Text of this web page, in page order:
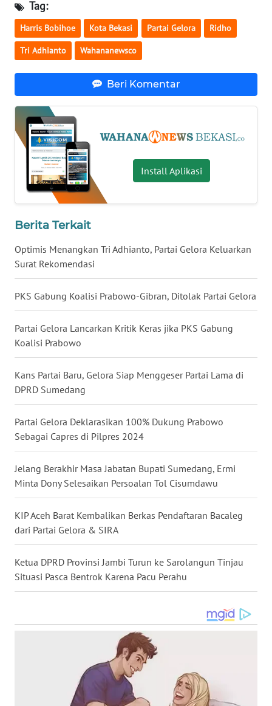
Tag:
Harris Bobihoe Kota Bekasi Partai Gelora Ridho
Tri Adhianto Wahananewsco
Beri Komentar
Install Aplikasi
Berita Terkait
Optimis Menangkan Tri Adhianto, Partai Gelora Keluarkan
Surat Rekomendasi
PKS Gabung Koalisi Prabowo-Gibran, Ditolak Partai Gelora
Partai Gelora Lancarkan Kritik Keras jika PKS Gabung
Koalisi Prabowo
Kans Partai Baru, Gelora Siap Menggeser Partai Lama di
DPRD Sumedang
Partai Gelora Deklarasikan 100% Dukung Prabowo
Sebagai Capres di Pilpres 2024
Jelang Berakhir Masa Jabatan Bupati Sumedang, Ermi
Minta Dony Selesaikan Persoalan Tol Cisumdawu
KIP Aceh Barat Kembalikan Berkas Pendaftaran Bacaleg
dari Partai Gelora & SIRA
Ketua DPRD Provinsi Jambi Turun ke Sarolangun Tinjau
Situasi Pasca Bentrok Karena Pacu Perahu
WN
KALTARA
WN
WN
KALTIM
WN
SULSEL
GORONTALO
WN
SULUT
WN
MALUKU
WN
MALUT
WN
WN
WN
LANGKAT
WN
TAPANULI